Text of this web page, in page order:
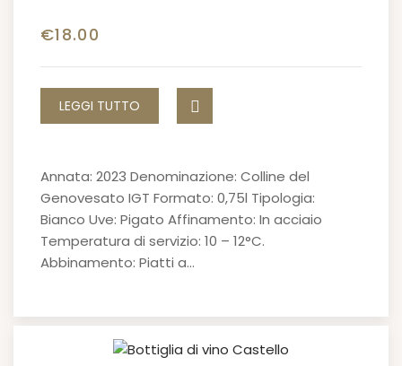
€18.00
LEGGI TUTTO
Annata: 2023 Denominazione: Colline del
Genovesato IGT Formato: 0,75l Tipologia:
Bianco Uve: Pigato Affinamento: In acciaio
Temperatura di servizio: 10 – 12°C.
Abbinamento: Piatti a…